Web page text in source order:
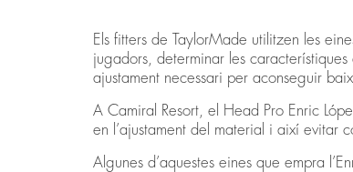
Els fitters de TaylorMade utilitzen les
jugadors, determinar les
ajustament necessari per aconseguir
A Camiral Resort, el Head Pro Enric
en l’ajustament del material i així evitar
Algunes d’aquestes eines que empra